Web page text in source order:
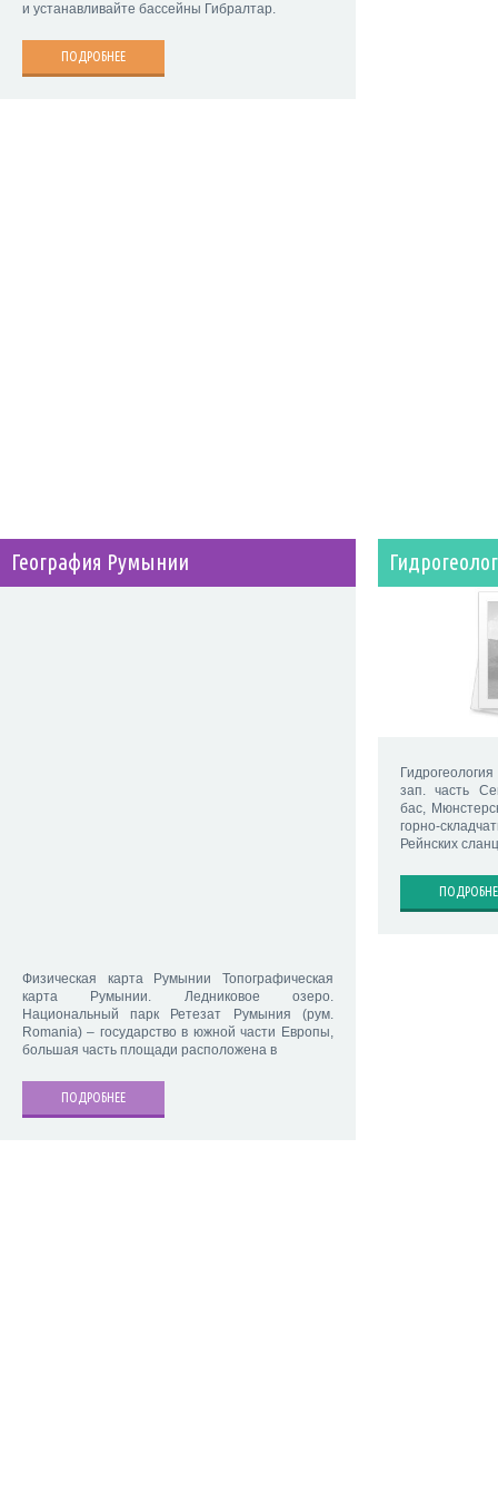
и устанавливайте бассейны Гибралтар.
ПОДРОБНЕЕ
География Румынии
Физическая карта Румынии Топографическая
карта Румынии. Ледниковое озеро.
Национальный парк Ретезат Румыния (рум.
Romania) – государство в южной части Европы,
большая часть площади расположена в
ПОДРОБНЕЕ
зап. часть
бас,
горно-
Рейнских